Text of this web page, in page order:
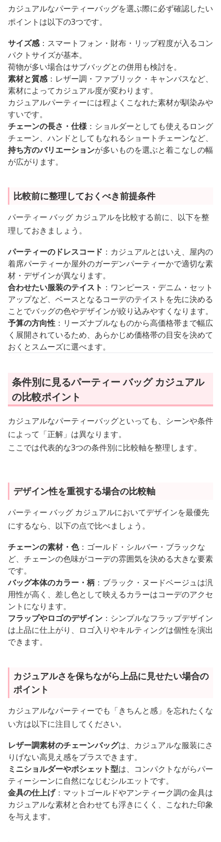
カジュアルなパーティーバッグを選ぶ際に必ず確認したい
ポイントは以下の3つです。
サイズ感：スマートフォン・財布・リップ程度が入るコン
パクトサイズが基本。
荷物が多い場合はサブバッグとの併用も検討を。
素材と質感：レザー調・ファブリック・キャンバスなど、
素材によってカジュアル度が変わります。
カジュアルパーティーには程よくこなれた素材が馴染みや
すいです。
チェーンの長さ・仕様：ショルダーとしても使えるロング
チェーン、ハンドとしてもなれるショートチェーンなど、
持ち方のバリエーションが多いものを選ぶと着こなしの幅
が広がります。
比較前に整理しておくべき前提条件
パーティー バッグ カジュアルを比較する前に、以下を整
理しておきましょう。
パーティーのドレスコード ：カジュアルとはいえ、屋内の
着席パーティーか屋外のガーデンパーティーかで適切な素
材・デザインが異なります。
合わせたい服装のテイスト ：ワンピース・デニム・セット
アップなど、ベースとなるコーデのテイストを先に決める
ことでバッグの色やデザインが絞り込みやすくなります。
予算の方向性 ：リーズナブルなものから高価格帯まで幅広
く展開されているため、あらかじめ価格帯の目安を決めて
おくとスムーズに選べます。
条件別に見るパーティー バッグ カジュアル
の比較ポイント
カジュアルなパーティーバッグといっても、シーンや条件
によって「正解」は異なります。
ここでは代表的な3つの条件別に比較軸を整理します。
デザイン性を重視する場合の比較軸
パーティー バッグ カジュアルにおいてデザインを最優先
にするなら、以下の点で比べましょう。
チェーンの素材・色：ゴールド・シルバー・ブラックな
ど、チェーンの色味がコーデの雰囲気を決める大きな要素
です。
バッグ本体のカラー・柄 ：ブラック・ヌードベージュは汎
用性が高く、差し色として映えるカラーはコーデのアクセ
ントになります。
フラップやロゴのデザイン ：シンプルなフラップデザイン
は上品に仕上がり、ロゴ入りやキルティングは個性を演出
できます。
カジュアルさを保ちながら上品に見せたい場合の
ポイント
カジュアルなパーティーでも「きちんと感」を忘れたくな
い方は以下に注目してください。
レザー調素材のチェーンバッグは、カジュアルな服装にさ
りげない高見え感をプラスできます。
ミニショルダーやポシェット型は、コンパクトながらパー
ティーシーンに自然になじむシルエットです。
金具の仕上げ：マットゴールドやアンティーク調の金具は
カジュアルな素材と合わせても浮きにくく、こなれた印象
を与えます。